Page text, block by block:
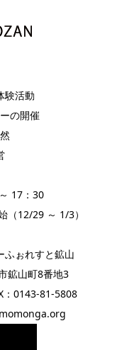
験活動
の開催
17：30
12/29 ～ 1/3）
ふぉれすと鉱山
鉱山町8番地3
0143-81-5808